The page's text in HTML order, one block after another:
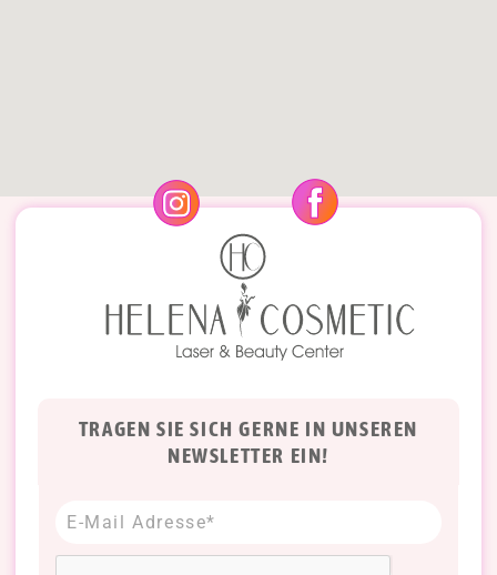
TRAGEN SIE SICH GERNE IN UNSEREN
NEWSLETTER EIN!